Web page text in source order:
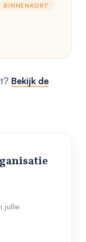
BINNENKORT
Bekijk de
jullie